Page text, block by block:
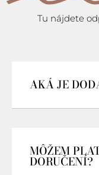
Tu nájdete
AKÁ JE
MÔŽEM
DORUČENÍ?